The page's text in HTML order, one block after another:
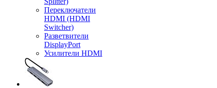
Переключатели
HDMI (HDMI
Switcher)
Разветвители
DisplayPort
Усилители HDMI